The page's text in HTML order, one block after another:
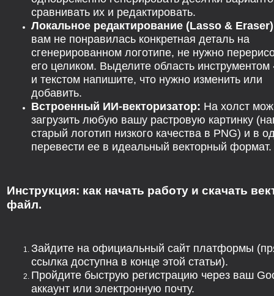
сравнивать их и редактировать.
Локальное редактирование (Lasso &
вам не понравилась конкретная деталь на
сгенерированном логотипе, не нужно
его целиком. Выделите область инструментом
и текстом напишите, что нужно изменить или
добавить.
Встроенный ИИ-векторизатор: На холст
загрузить любую вашу растровую картинку
старый логотип низкого качества в PNG) и в
перевести ее в идеальный векторный формат.
Инструкция: как начать работу и скачать
файл.
Зайдите на официальный сайт платформы
ссылка доступна в конце этой статьи).
Пройдите быструю регистрацию через ваш
аккаунт или электронную почту.